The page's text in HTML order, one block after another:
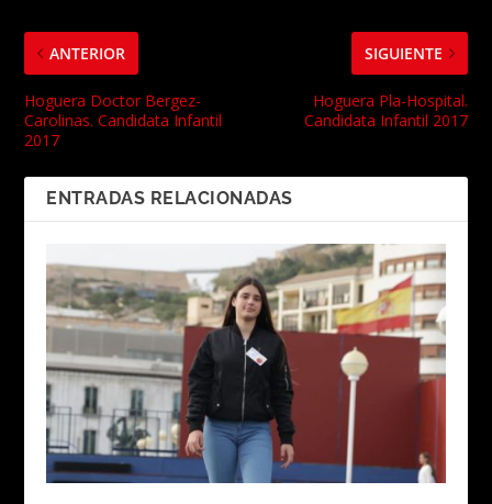
ANTERIOR
Hoguera Doctor Bergez-
Carolinas. Candidata Infantil
2017
SIGUIENTE
Hoguera Pla-Hospital.
Candidata Infantil 2017
ENTRADAS RELACIONADAS